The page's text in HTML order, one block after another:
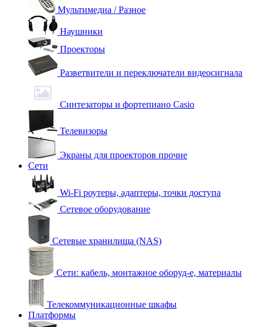
Мультимедиа / Разное
Наушники
Проекторы
Разветвители и переключатели видеосигнала
Синтезаторы и фортепиано Casio
Телевизоры
Экраны для проекторов прочие
Сети
Wi-Fi роутеры, адаптеры, точки доступа
Сетевое оборудование
Сетевые хранилища (NAS)
Сети: кабель, монтажное оборуд-е, материалы
Телекоммуникационные шкафы
Платформы